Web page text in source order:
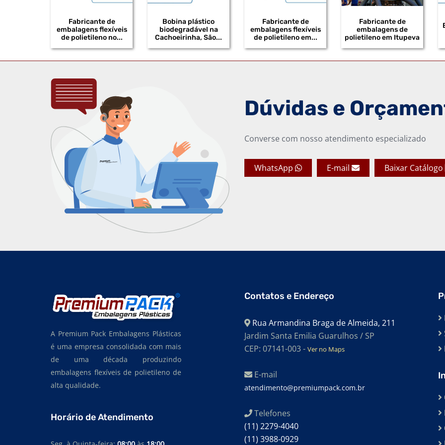
Fabricante de
embalagens flexíveis
de polietileno no...
Bobina plástico
biodegradável na
Cachoeirinha, São...
Fabricante de
embalagens flexíveis
de polietileno em...
Fabricante de
embalagens de
polietileno em Itupeva
Dúvidas e
Converse com nosso atendimento especializado
WhatsApp E-mail Baixar Catálogo
A Premium Pack Embalagens Plásticas
é uma empresa consolidada com mais
de uma década produzindo
embalagens flexíveis de polietileno de
alta qualidade.
Horário de Atendimento
Contatos e Endereço
Rua Armandina Braga de Almeida, 211
Jardim Santa Emilia Guarulhos / SP
CEP: 07141-003 - Ver no Maps
E-mail
atendimento@premiumpack.com.br
Telefones
(11) 2279-4040
(11) 3988-0929